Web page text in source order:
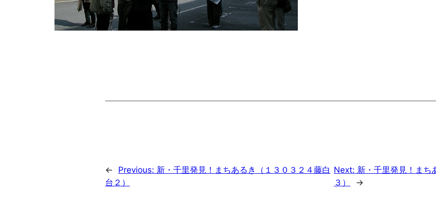
← Previous: 新・千里発見！まちあるき（１３０３２４藤白
台２）
Next: 新・千里発見！まち
３）
→